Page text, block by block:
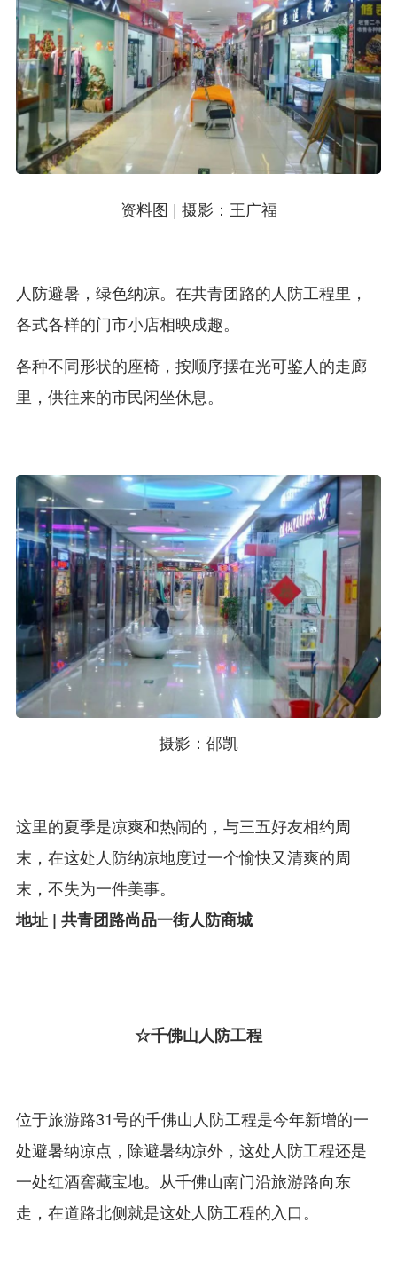
资料图 | 摄影：王广福
人防避暑，绿色纳凉。在共青团路的人防工程里，
各式各样的门市小店相映成趣。
各种不同形状的座椅，按顺序摆在光可鉴人的走廊
里，供往来的市民闲坐休息。
摄影：邵凯
这里的夏季是凉爽和热闹的，与三五好友相约周
末，在这处人防纳凉地度过一个愉快又清爽的周
末，不失为一件美事。
地址 | 共青团路尚品一街人防商城
☆千佛山人防工程
位于旅游路31号的千佛山人防工程是今年新增的一
处避暑纳凉点，除避暑纳凉外，这处人防工程还是
一处红酒窖藏宝地。从千佛山南门沿旅游路向东
走，在道路北侧就是这处人防工程的入口。